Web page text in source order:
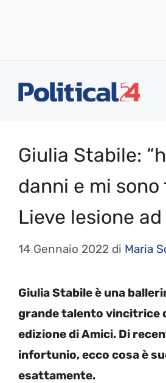
Giulia Stabile:
danni e mi sono
Lieve lesione
14 Gennaio 2022 di Maria
Giulia Stabile è una
grande talento vincitrice
edizione di Amici. Di
infortunio, ecco cosa è
esattamente.